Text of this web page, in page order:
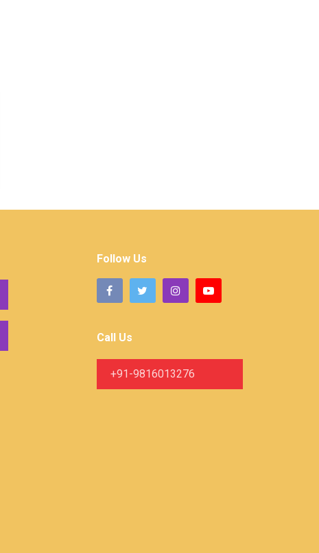
Follow Us
Call Us
+91-9816013276